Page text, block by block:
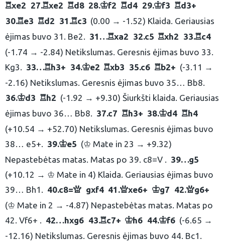
Rxe2 27.Rxe2 Rd8 28.Kf2 Rd4 29.Kf3 Rd3+
30.Re3 Rd2 31.Rc3 (0.00 → -1.52) Klaida. Geriausias
ėjimas buvo 31. Be2. 31…Rxa2 32.c5 Rxh2 33.Rc4
(-1.74 → -2.84) Netikslumas. Geresnis ėjimas buvo 33.
Kg3. 33…Rh3+ 34.Ke2 Rxb3 35.c6 Rb2+ (-3.11 →
-2.16) Netikslumas. Geresnis ėjimas buvo 35… Bb8.
36.Kd3 Rh2 (-1.92 → +9.30) Šiurkšti klaida. Geriausias
ėjimas buvo 36… Bb8. 37.c7 Rh3+ 38.Kd4 Rh4
(+10.54 → +52.70) Netikslumas. Geresnis ėjimas buvo
38… e5+. 39.Ke5 (♔ Mate in 23 → +9.32)
Nepastebėtas matas. Matas po 39. c8=V . 39…g5
(+10.12 → ♔ Mate in 4) Klaida. Geriausias ėjimas buvo
39… Bh1. 40.c8=Q gxf4 41.Qxe6+ Kg7 42.Qg6+
(♔ Mate in 2 → -4.87) Nepastebėtas matas. Matas po
42. Vf6+ . 42…hxg6 43.Rc7+ Kh6 44.Kf6 (-6.65 →
-12.16) Netikslumas. Geresnis ėjimas buvo 44. Bc1.